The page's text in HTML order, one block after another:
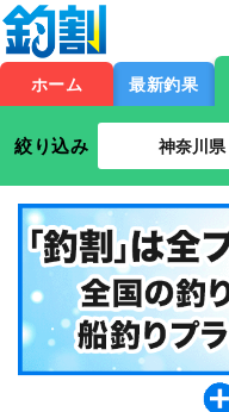
ホーム 最新釣果
絞り込み 神奈川県